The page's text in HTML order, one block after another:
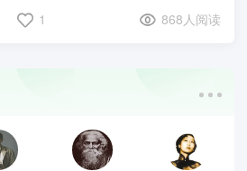
1 868人阅读